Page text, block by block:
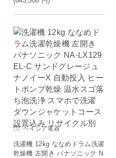
ベイシア電器
洗濯機 12kg ななめドラム洗濯
乾燥機 左開き パナソニック N